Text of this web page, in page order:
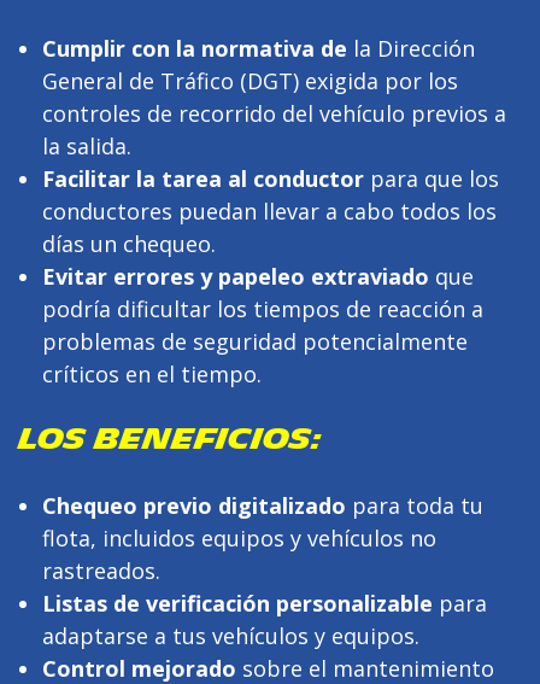
Cumplir con la normativa de la Dirección
General de Tráfico (DGT) exigida por los
controles de recorrido del vehículo previos a
la salida.
Facilitar la tarea al conductor para que los
conductores puedan llevar a cabo todos los
días un chequeo.
Evitar errores y papeleo extraviado que
podría dificultar los tiempos de reacción a
problemas de seguridad potencialmente
críticos en el tiempo.
LOS BENEFICIOS:
Chequeo previo digitalizado para toda tu
flota, incluidos equipos y vehículos no
rastreados.
Listas de verificación personalizable para
adaptarse a tus vehículos y equipos.
Control mejorado sobre el mantenimiento